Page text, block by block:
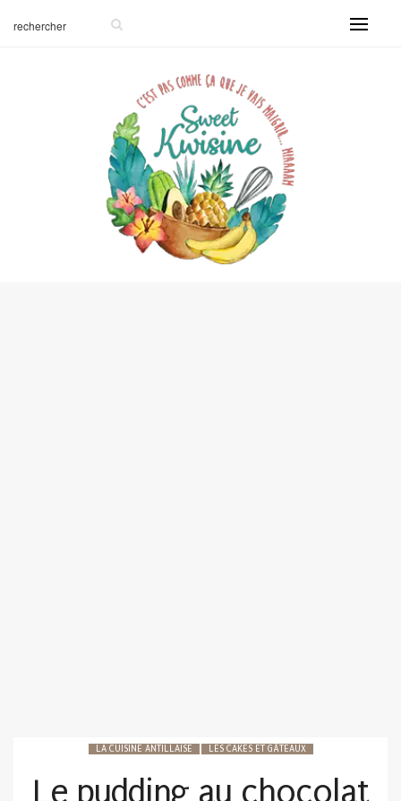
LA CUISINE ANTILLAISE LES CAKES ET GÂTEAUX
Le pudding au chocolat